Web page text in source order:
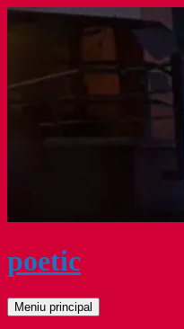
Sari
poetic
Caută
Meniu principal